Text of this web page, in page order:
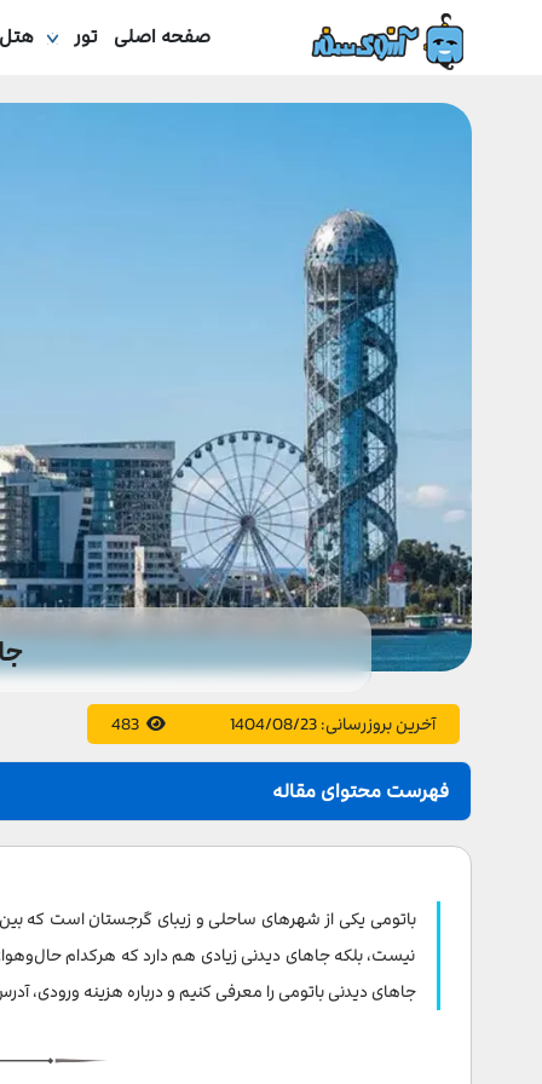
صفحه اصلی تور هتل
آخرین بروزرسانی:1404/08/23
483
فهرست محتوای مقاله
تندیس علی و نینو
دلفیناریوم باتومی
برج چاچا باتومی در کشور گرجستان
باتومی یکی از شهرهای ساحلی و زیبای گرجستان است
نیست، بلکه جاهای دیدنی زیادی هم دارد که هرکدام
جاهای دیدنی باتومی را معرفی کنیم و درباره هزینه